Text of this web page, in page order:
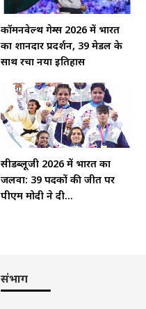
कॉमनवेल्थ गेम्स 2026 में भारत
का शानदार प्रदर्शन, 39 मेडल के
साथ रचा नया इतिहास
सीडब्लूजी 2026 में भारत का
जलवा: 39 पदकों की जीत पर
पीएम मोदी ने दी...
संभाग